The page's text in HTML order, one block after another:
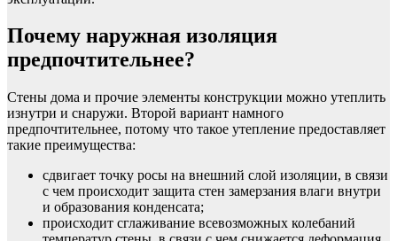
Почему наружная изоляция
предпочтительнее?
Стены дома и прочие элементы конструкции можно утеплить
изнутри и снаружи. Второй вариант намного
предпочтительнее, потому что такое утепление предоставляет
такие преимущества:
сдвигает точку росы на внешний слой изоляции, в связи
с чем происходит защита стен замерзания влаги внутри
и образования конденсата;
происходит сглаживание всевозможных колебаний